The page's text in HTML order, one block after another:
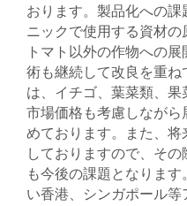
おります。製品化への
ニックで使用する資材の
トマト以外の作物への
術も継続して改良を重
は、イチゴ、葉菜類、
市場価格も考慮しなが
めております。また、
しておりますので、そ
も今後の課題となりま
い香港、シンガポール等